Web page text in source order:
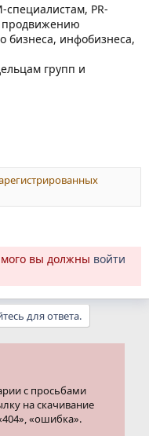
специалистам, PR-
продвижению
бизнеса, инфобизнеса,
групп и
вы должны войти
для ответа.
с просьбами
на скачивание
«ошибка».